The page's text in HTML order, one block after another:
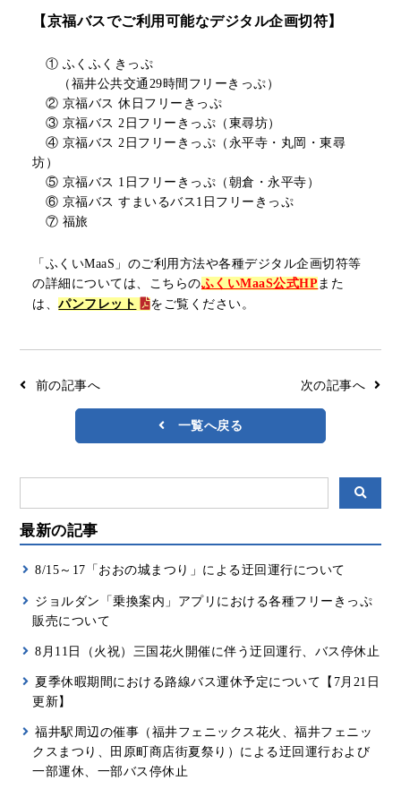
10種類のICカードが利用可能
路線検索
Googleマップ NAVITIME
ジョルダン
【京福バスでご利用可能なデジタル企画切符】
① ふくふくきっぷ
（福井公共交通 29時間フリーきっぷ）
② 京福バス 休日フリーきっぷ
③ 京福バス 2 日フリーきっぷ（東尋坊）
④ 京福バス 2 日フリーきっぷ（永平寺・丸岡・東尋
坊）
⑤ 京福バス 1 日フリーきっぷ（朝倉・永平寺）
⑥ 京福バス すまいるバス 1 日フリーきっぷ
⑦ 福旅
「ふくいMaaS」のご利用方法や各種デジタル企画切符等
の詳細については、こちらのふくいMaaS公式HP また
は、パンフレット を ご覧ください。
前の記事へ 次の記事へ
一覧へ戻る
最新の記事
8/15～17「おおの城まつり」による迂回運行について
ジョルダン「乗換案内」アプリにおける各種フリーきっぷ
販売について
8月11日（火祝）三国花火開催に伴う迂回運行、バス停休止
夏季休暇期間における路線バス運休予定について【7月21日
更新】
福井駅周辺の催事（福井フェニックス花火、福井フェニッ
クスまつり、田原町商店街夏祭り）による迂回運行および
一部運休、一部バス停休止